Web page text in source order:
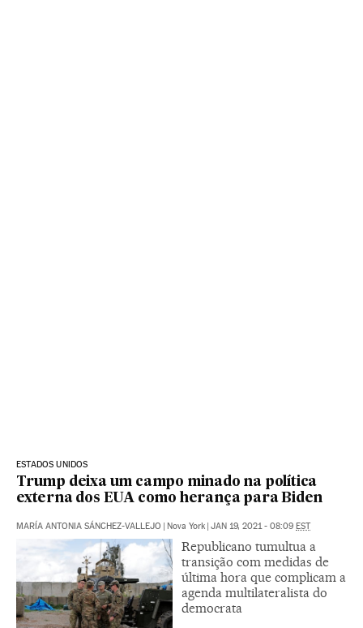
ESTADOS UNIDOS
Trump deixa um campo minado na política
externa dos EUA como herança para Biden
MARÍA ANTONIA SÁNCHEZ-VALLEJO | Nova York | JAN 19, 2021 - 08:09 EST
Republicano tumultua a
transição com medidas de
última hora que complicam a
agenda multilateralista do
democrata